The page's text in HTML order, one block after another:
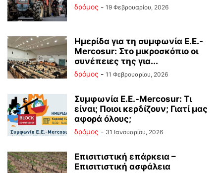
δρόμος - 19 Φεβρουαρίου, 2026
Ημερίδα για τη συμφωνία Ε.Ε.-
Mercosur: Στο μικροσκόπιο οι
συνέπειες της για...
δρόμος - 11 Φεβρουαρίου, 2026
Συμφωνία Ε.Ε.-Mercosur: Τι
είναι; Ποιοι κερδίζουν; Γιατί μας
αφορά όλους;
δρόμος - 31 Ιανουαρίου, 2026
Επισιτιστική επάρκεια –
Επισιτιστική ασφάλεια